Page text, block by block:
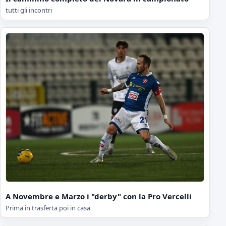
tutti gli incontri
A Novembre e Marzo i "derby" con la Pro Vercelli
Prima in trasferta poi in casa